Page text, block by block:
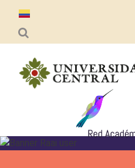
Pasar
contenido